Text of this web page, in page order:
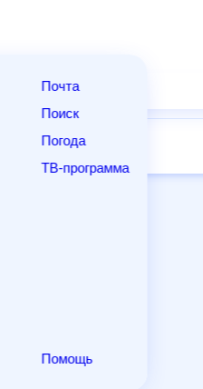
Почта
Поиск
Погода
ТВ-программа
Помощь
Для садовода